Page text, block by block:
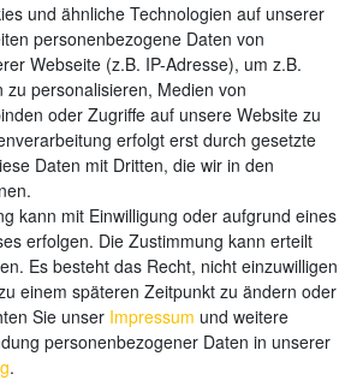
und ähnliche Technologien auf unserer
personenbezogene Daten von
Webseite (z.B. IP-Adresse), um z.B.
zu personalisieren, Medien von
oder Zugriffe auf unsere Website zu
erfolgt erst durch gesetzte
Daten mit Dritten, die wir in den
kann mit Einwilligung oder aufgrund eines
erfolgen. Die Zustimmung kann erteilt
Es besteht das Recht, nicht einzuwilligen
einem späteren Zeitpunkt zu ändern oder
Sie unser Impressum und weitere
personenbezogener Daten in unserer
.